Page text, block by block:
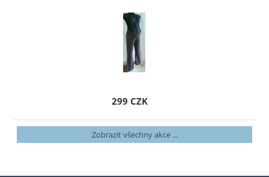
299 CZK
Zobrazit všechny akce ...